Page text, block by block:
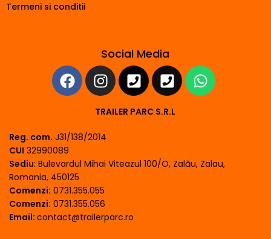
Termeni si conditii
Social Media
TRAILER PARC S.R.L
Reg. com. J31/138/2014
CUI 32990089
Sediu: Bulevardul Mihai Viteazul 100/O, Zalău, Zalau,
Romania, 450125
Comenzi: 0731.355.055
Comenzi: 0731.355.056
Email: contact@trailerparc.ro